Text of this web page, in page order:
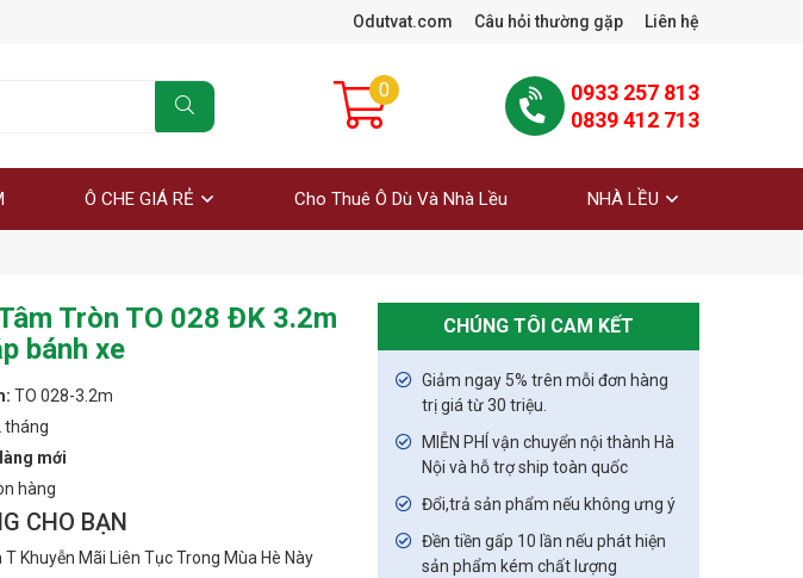
Odutvat.com Câu hỏi thường gặp Liên hệ
0
0933 257 813
0839 412 713
Ô CHE GIÁ RẺ Cho Thuê Ô Dù Và Nhà Lều NHÀ LỀU
Tròn TO 028 ĐK 3.2m
bánh xe
TO 028-3.2m
tháng
mới
hàng
CHO BẠN
T Khuyễn Mãi Liên Tục Trong Mùa Hè Này
CHÚNG TÔI CAM KẾT
Giảm ngay 5% trên mỗi đơn hàng
trị giá từ 30 triệu.
MIỄN PHÍ vận chuyển nội thành Hà
Nội và hỗ trợ ship toàn quốc
Đổi,trả sản phẩm nếu không ưng ý
Đền tiền gấp 10 lần nếu phát hiện
sản phẩm kém chất lượng